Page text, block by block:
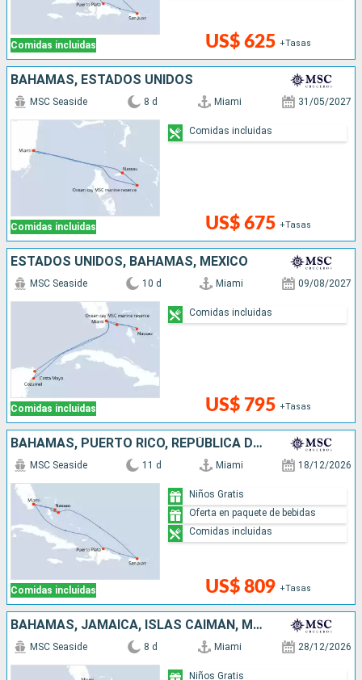
Comidas incluidas US$ 625 +Tasas
BAHAMAS, ESTADOS UNIDOS
Comidas incluidas
MSC Seaside 8 d Miami 31/05/2027
US$ 675 +Tasas
Comidas incluidas
ESTADOS UNIDOS, BAHAMAS, MÉXICO
Comidas incluidas
MSC Seaside 10 d Miami 09/08/2027
US$ 795 +Tasas
Comidas incluidas
BAHAMAS, PUERTO RICO, REPÚBLICA DOMINICANA, ESTADOS UNIDOS
Comidas incluidas
MSC Seaside 11 d Miami 18/12/2026
US$ 809 +Tasas
Niños Gratis
Oferta en paquete de bebidas
Comidas incluidas
BAHAMAS, JAMAICA, ISLAS CAIMÁN, MÉXICO, ESTADOS UNIDOS
MSC Seaside 8 d Miami 28/12/2026
Niños Gratis